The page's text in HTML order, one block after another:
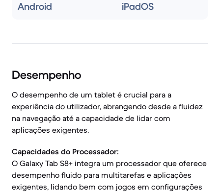
Android iPadOS
Desempenho
O desempenho de um tablet é crucial para a
experiência do utilizador, abrangendo desde a fluidez
na navegação até a capacidade de lidar com
aplicações exigentes.
Capacidades do Processador:
O Galaxy Tab S8+ integra um processador que oferece
desempenho fluido para multitarefas e aplicações
exigentes, lidando bem com jogos em configurações